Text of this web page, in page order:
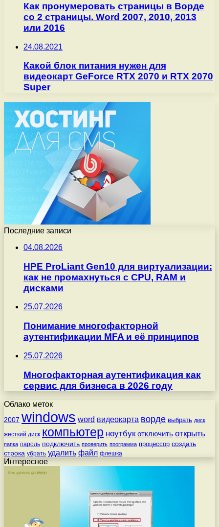
Как пронумеровать страницы в Ворде
со 2 страницы. Word 2007, 2010, 2013
или 2016
24.08.2021
Какой блок питания нужен для
видеокарт GeForce RTX 2070 и RTX 2070
Super
Последние записи
04.08.2026
HPE ProLiant Gen10 для виртуализации:
как не промахнуться с CPU, RAM и
дисками
25.07.2026
Понимание многофакторной
аутентификации MFA и её принципов
25.07.2026
Многофакторная аутентификация как
сервис для бизнеса в 2026 году
Облако меток
2007 windows word видеокарта ворде выбрать диск
жесткий диск компьютер ноутбук отключить открыть
папка пароль подключить проверить программа процессор создать
строка убрать удалить файл флешка
Интересное